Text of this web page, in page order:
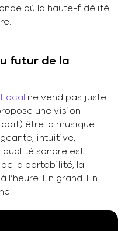
où la haute-fidélité
futur de la
ne vend pas juste
une vision
être la musique
intuitive,
qualité sonore est
la portabilité, la
l’heure. En grand. En